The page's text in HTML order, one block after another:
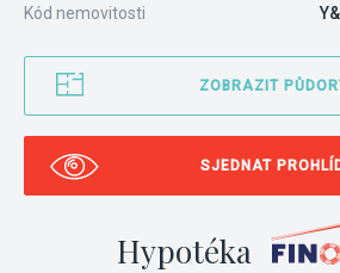
Kód nemovitosti
ZOBRAZIT
SJEDNAT
Hypotéka